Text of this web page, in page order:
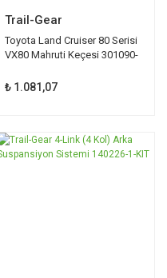
Trail-Gear
Toyota Land Cruiser 80 Serisi
VX80 Mahruti Keçesi 301090-
₺ 1.081,07